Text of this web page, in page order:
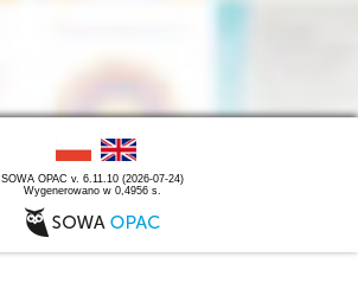
SOWA OPAC v. 6.11.10 (2026-07-24)
Wygenerowano w 0,4956 s.